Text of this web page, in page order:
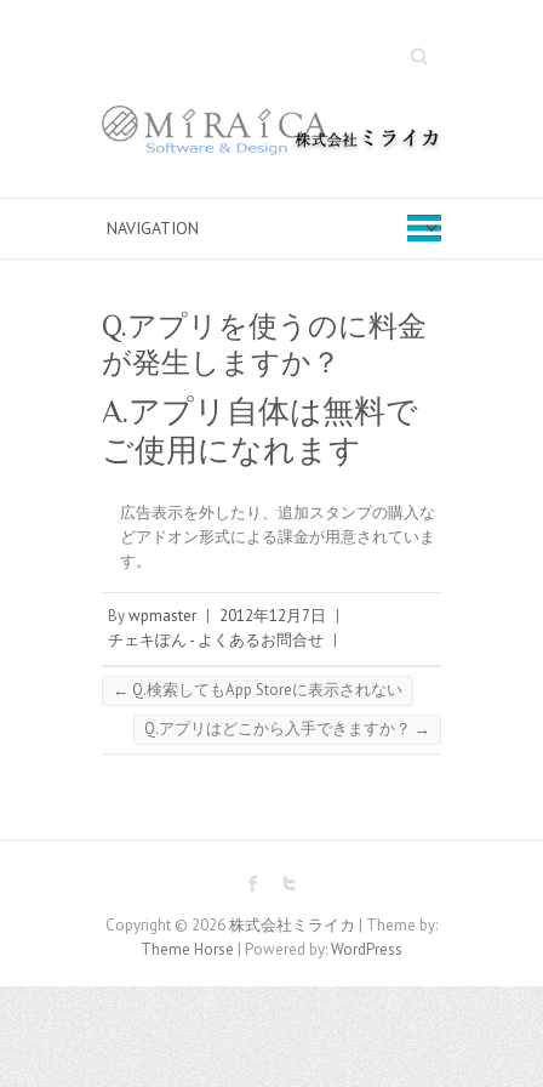
Search
Q.アプリを使うのに料金
が発生しますか？
A.アプリ自体は無料で
ご使用になれます
広告表示を外したり、追加スタンプの購入な
どアドオン形式による課金が用意されていま
す。
Bywpmaster | 2012年12月7日
|
チェキぽん - よくあるお問合せ |
← Q.検索してもApp Storeに表示されない
Q.アプリはどこから入手できますか？ →
Copyright © 2026株式会社ミライカ | Theme by:
Theme Horse | Powered by:WordPress